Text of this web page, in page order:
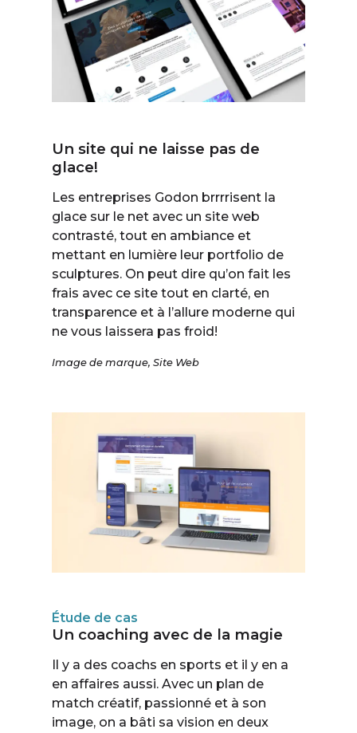
Un site qui ne laisse pas de
glace!
Les entreprises Godon brrrrisent la
glace sur le net avec un site web
contrasté, tout en ambiance et
mettant en lumière leur portfolio de
sculptures. On peut dire qu’on fait les
frais avec ce site tout en clarté, en
transparence et à l’allure moderne qui
ne vous laissera pas froid!
Image de marque,Site Web
Étude de cas
Un coaching avec de la magie
Il y a des coachs en sports et il y en a
en affaires aussi. Avec un plan de
match créatif, passionné et à son
image, on a bâti sa vision en deux